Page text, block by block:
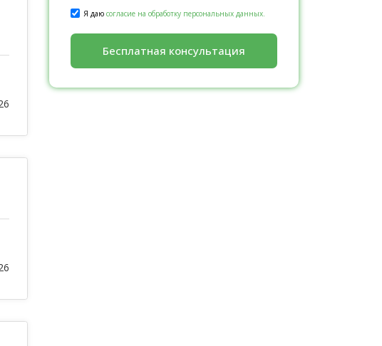
Я даю согласие на обработку персональных данных.
Бесплатная консультация